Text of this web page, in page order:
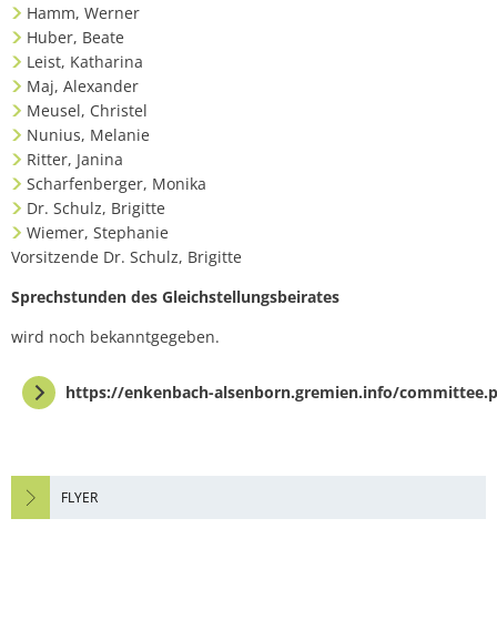
Hamm, Werner
Huber, Beate
Leist, Katharina
Maj, Alexander
Meusel, Christel
Nunius, Melanie
Ritter, Janina
Scharfenberger, Monika
Dr. Schulz, Brigitte
Wiemer, Stephanie
Vorsitzende Dr. Schulz, Brigitte
Sprechstunden des Gleichstellungsbeirates
wird noch bekanntgegeben.
https://enkenbach-alsenborn.gremien.info/
FLYER